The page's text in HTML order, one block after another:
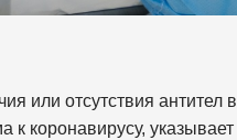
или отсутствия антител
коронавирусу,